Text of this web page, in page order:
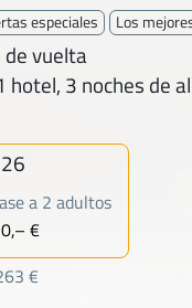
especiales Los
vuelta
hotel, 3 noches de
a 2 adultos
€
€